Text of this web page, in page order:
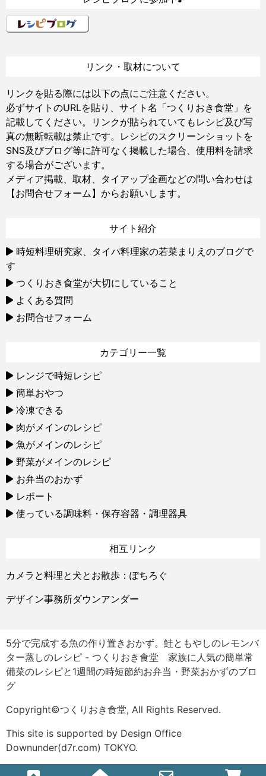
リンク・取材について
リンクを貼る際には以下の点にご注意ください。
必ずサイトのURLを貼り、サイト名「つくりおき食堂」を
記載してください。リンクが貼られていてもレシピ及び写
真の無断転載は禁止です。レシピのスクリーンショットを
SNS及びブログ等に許可なく掲載した場合、使用料を請求
する場合がございます。
メディア掲載、取材、タイアップ企画などの問い合わせは
【お問合せフォーム】 からお願いします。
サイト紹介
時短料理研究家、タイパ料理家の若菜まりえのブログで
す
つくりおき食堂が大切にしていること
よくある質問
お問合せフォーム
カテゴリー一覧
レンジで時短レシピ
簡単おやつ
冷凍できる
肉がメインのレシピ
魚がメインのレシピ
野菜がメインのレシピ
お弁当のおかず
レポート
使っている調味料・保存容器・調理器具
相互リンク
カメラと料理と犬とお散歩：ぽちろぐ
デザイン事務所ダウンアンダー
5分で完成する魚の作り置きおかず。鮭ともやしのレモンバ
ター蒸しのレシピ - つくりおき食堂 家族に人気の簡単常
備菜のレシピと1週間の時短節約お弁当・野菜おかずのブロ
グ
Copyright©つくりおき食堂, All Rights Reserved.
This site is supported by Design Office
Downunder(d7r.com) TOKYO.